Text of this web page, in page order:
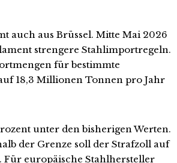
auch aus Brüssel. Mitte Mai 2026
strengere Stahlimportregeln.
für bestimmte
18,3 Millionen Tonnen pro Jahr
unter den bisherigen Werten.
der Grenze soll der Strafzoll auf
Für europäische Stahlhersteller